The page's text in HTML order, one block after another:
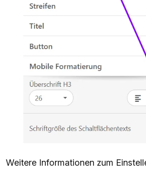
Weitere Informationen zum